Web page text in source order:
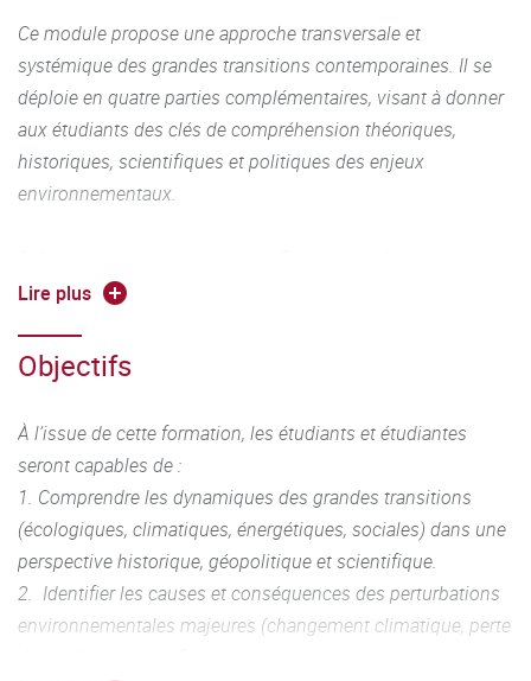
Ce module propose une approche transversale et
systémique des grandes transitions contemporaines. Il se
déploie en quatre parties complémentaires, visant à donner
aux étudiants des clés de compréhension théoriques,
historiques, scientifiques et politiques des enjeux
environnementaux.
risques, aléas et vulnérabilités, habitabilité, durabilité,
Développement Durable (ODD), des scénarios prospectifs et
des grandes tendances issues du GIEC. // Introduction aux
compétences du GreenComp (cadre européen pour la
durabilité). // Analyse historique des transitions passées et
de leurs déterminants. // Exploration des dimensions
psycho-sociales de la transition : éco-émotions, déni, colère,
engagement.
2.1. Le changement climatique : Fluctuations naturelles du
Lire plus
Objectifs
À l’issue de cette formation, les étudiants et étudiantes
seront capables de :
1. Comprendre les dynamiques des grandes transitions
(écologiques, climatiques, énergétiques, sociales) dans une
perspective historique, géopolitique et scientifique.
2. Identifier les causes et conséquences des perturbations
environnementales majeures (changement climatique, perte